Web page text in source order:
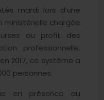
mardi lors d’une
ministérielle chargée
au profit des
professionnelle.
2017, ce système a
personnes.
en présence du